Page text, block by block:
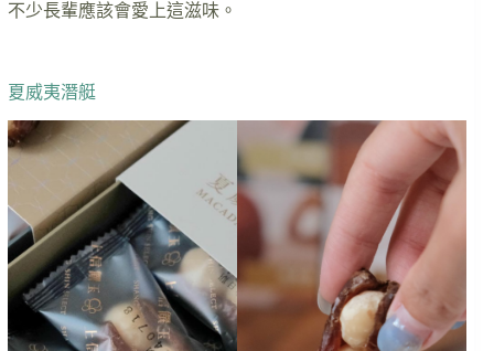
不少長輩應該會愛上這滋味。
夏威夷潛艇